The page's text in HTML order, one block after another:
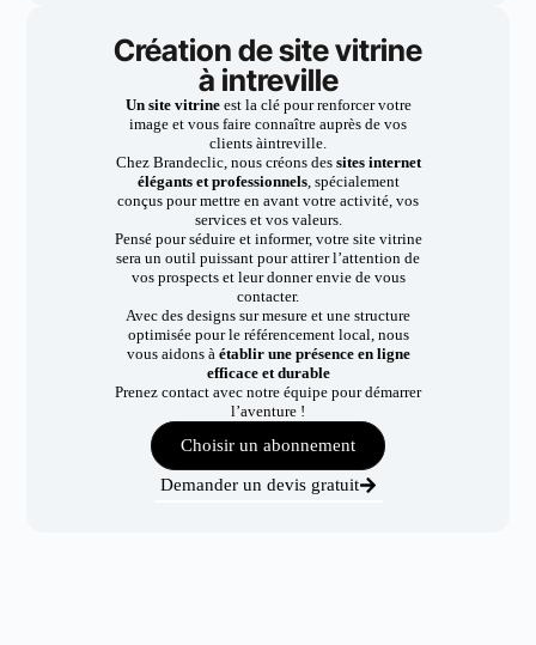
Création de site vitrine
à intreville
Un site vitrineest la clé pour renforcer votre
image et vous faire connaître auprès de vos
clients àintreville.
Chez Brandeclic, nous créons dessites internet
élégants et professionnels, spécialement
conçus pour mettre en avant votre activité, vos
services et vos valeurs.
Pensé pour séduire et informer, votre site vitrine
sera un outil puissant pour attirer l’attention de
vos prospects et leur donner envie de vous
contacter.
Avec des designs sur mesure et une structure
optimisée pour le référencement local, nous
vous aidons à établir une présence en ligne
efficace et durable
Prenez contact avec notre équipe pour démarrer
l’aventure !
Choisir un abonnement
Demander un devis gratuit